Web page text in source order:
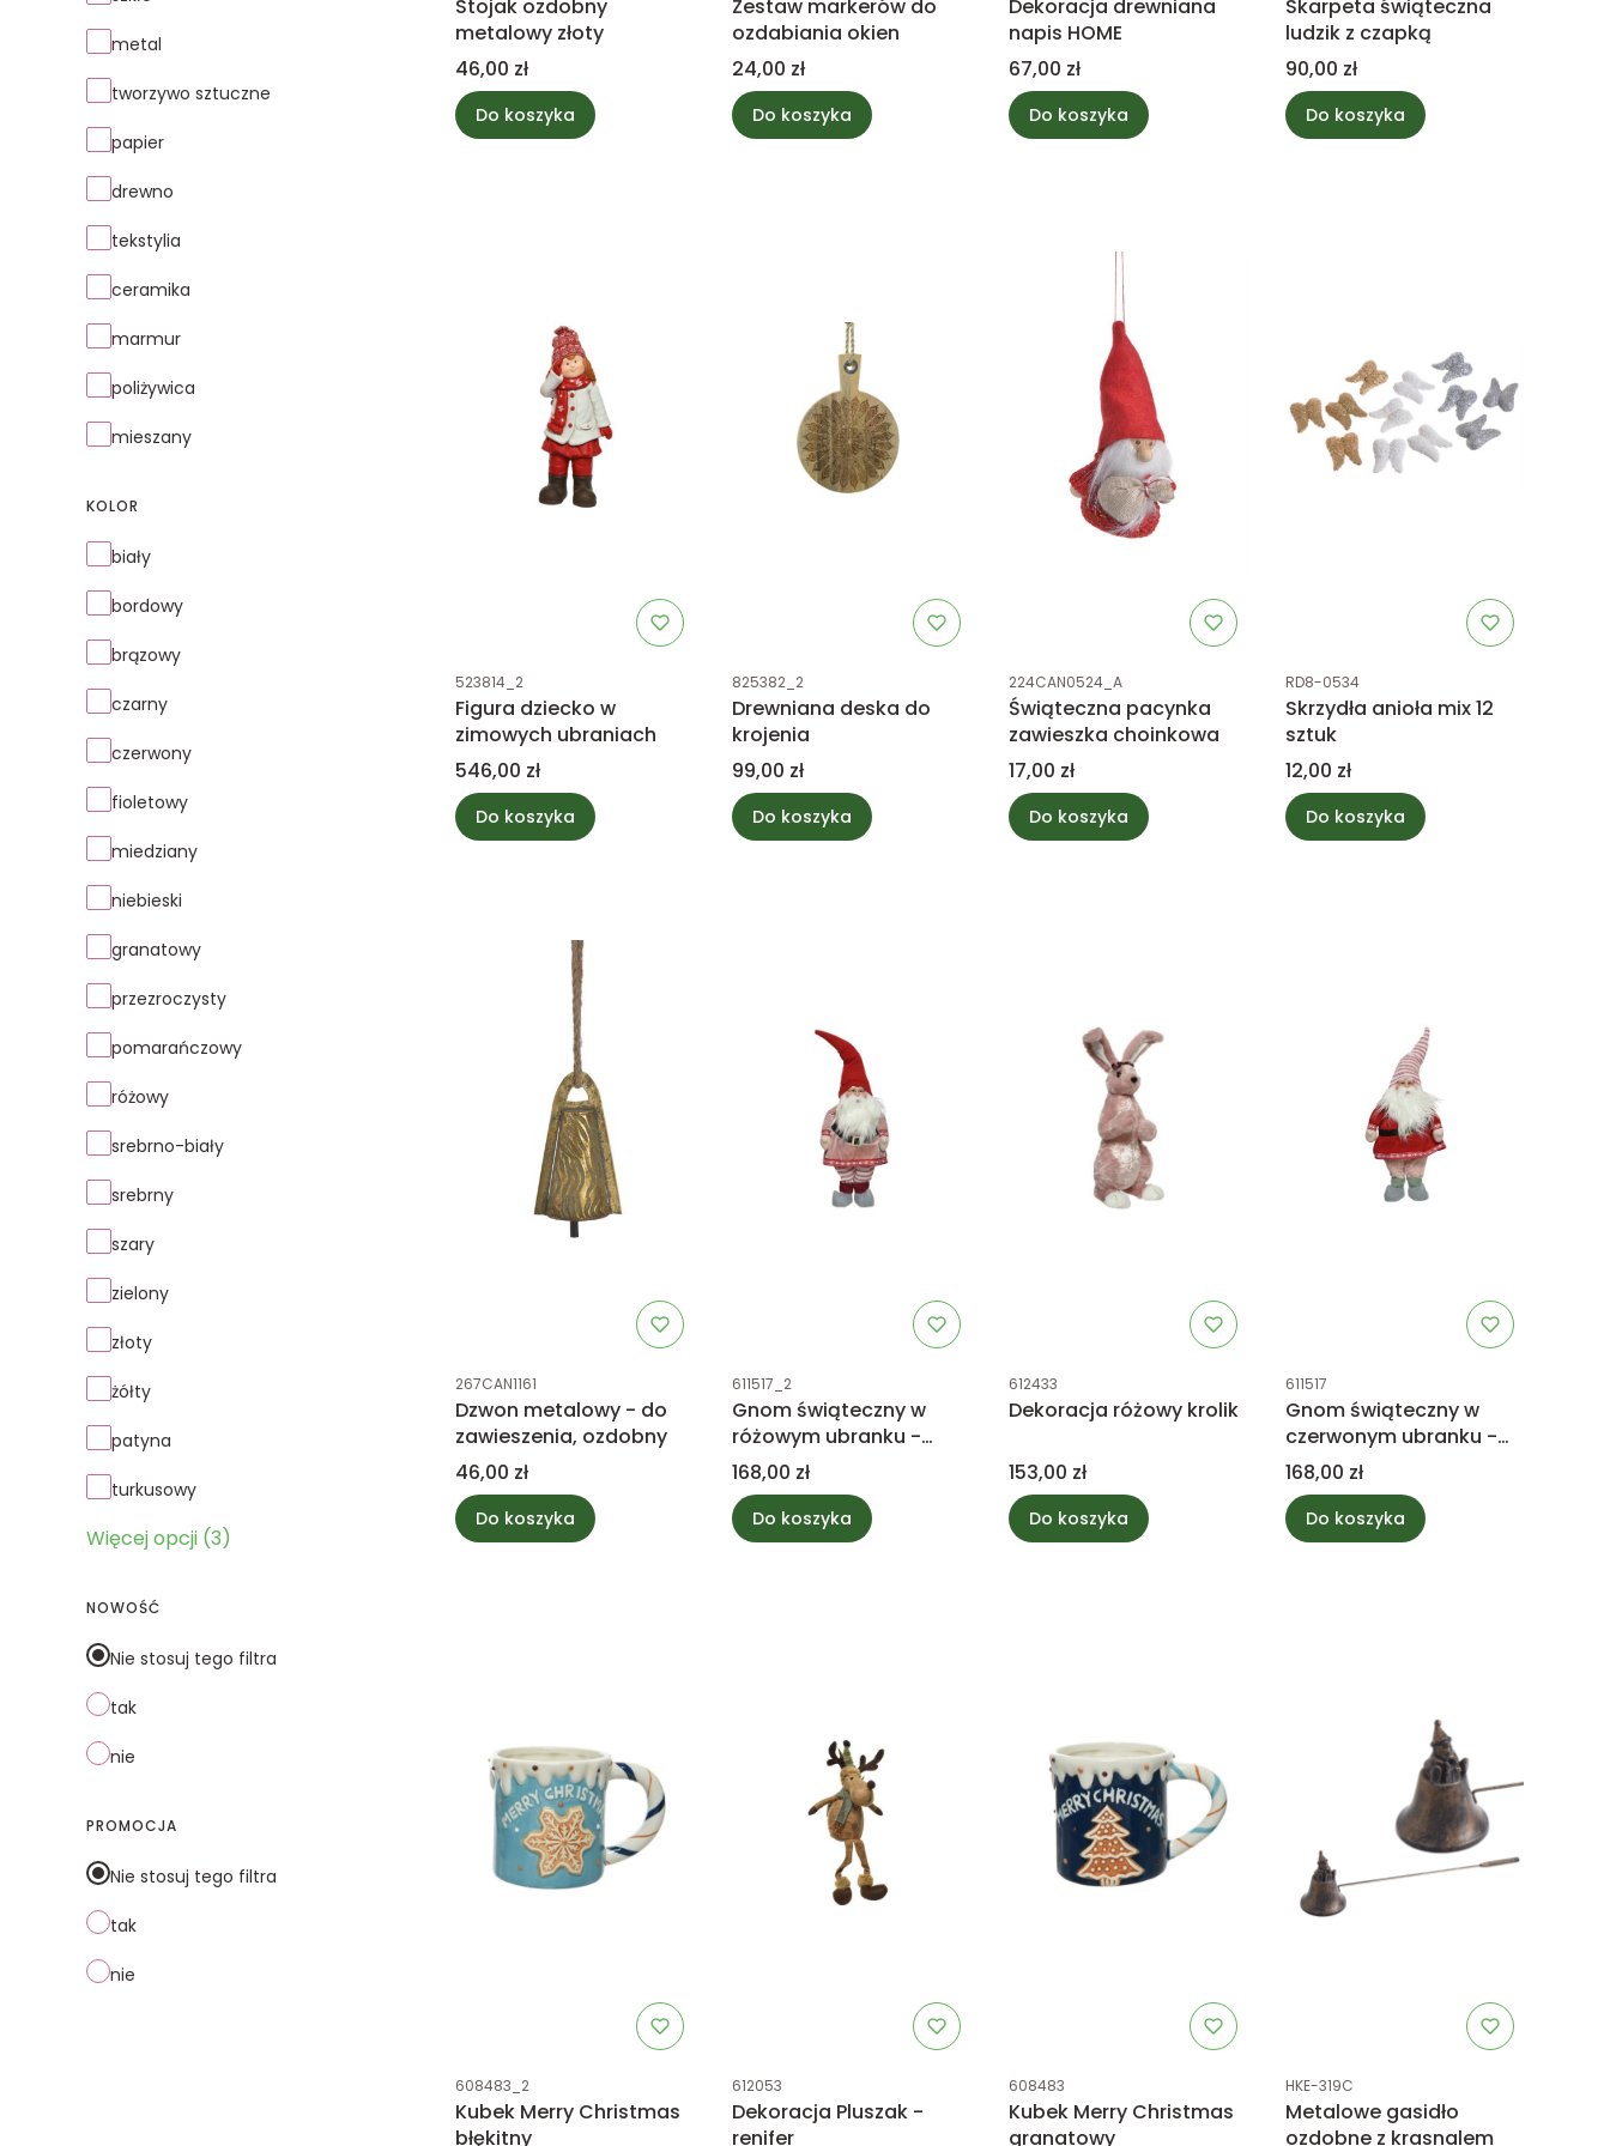
metal
tworzywo sztuczne
papier
drewno
tekstylia
ceramika
marmur
poliżywica
mieszany
KOLOR
Kolor
biały
bordowy
brązowy
czarny
czerwony
fioletowy
miedziany
niebieski
granatowy
przezroczysty
pomarańczowy
różowy
srebrno-biały
srebrny
szary
zielony
złoty
żółty
patyna
turkusowy
Więcej opcji (3)
NOWOŚĆ
Nie stosuj tego filtra
tak
nie
PROMOCJA
Nie stosuj tego filtra
tak
nie
Stojak ozdobny
metalowy złoty
Cena
46,00 zł
Do koszyka
Zestaw markerów do
ozdabiania okien
Cena
24,00 zł
Do koszyka
Dekoracja drewniana
napis HOME
Cena
67,00 zł
Do koszyka
Skarpeta świąteczna
ludzik z czapką
Cena
90,00 zł
Do koszyka
Kod produktu
523814_2
Figura dziecko w
zimowych ubraniach
Cena
546,00 zł
Do koszyka
Kod produktu
825382_2
Drewniana deska do
krojenia
Cena
99,00 zł
Do koszyka
Kod produktu
224CAN0524_A
Świąteczna pacynka
zawieszka choinkowa
Cena
17,00 zł
Do koszyka
Kod produktu
RD8-0534
Skrzydła anioła mix 12
sztuk
Cena
12,00 zł
Do koszyka
Kod produktu
267CAN1161
Dzwon metalowy - do
zawieszenia, ozdobny
Cena
46,00 zł
Do koszyka
Kod produktu
611517_2
Gnom świąteczny w
różowym ubranku -
dekoracja 60cm
Cena
168,00 zł
Do koszyka
Kod produktu
612433
Dekoracja różowy krolik
Cena
153,00 zł
Do koszyka
Kod produktu
611517
Gnom świąteczny w
czerwonym ubranku -
dekoracja 60cm
Cena
168,00 zł
Do koszyka
Kod produktu
608483_2
Kubek Merry Christmas
błękitny
Kod produktu
612053
Dekoracja Pluszak -
renifer
Kod produktu
608483
Kubek Merry Christmas
granatowy
Kod produktu
HKE-319C
Metalowe gasidło
ozdobne z krasnalem